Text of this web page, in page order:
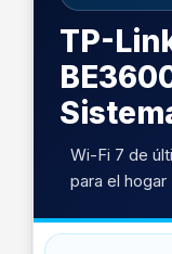
TP-
Wi-Fi 7 de
para el